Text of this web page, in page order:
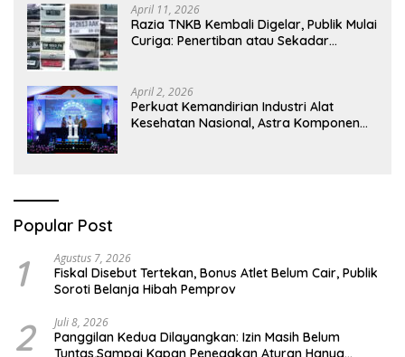
April 11, 2026
Razia TNKB Kembali Digelar, Publik Mulai
Curiga: Penertiban atau Sekadar
April 2, 2026
Perkuat Kemandirian Industri Alat
Kesehatan Nasional, Astra Komponen
Popular Post
1 Agustus 7, 2026
Fiskal Disebut Tertekan, Bonus Atlet Belum Cair, Publik
Soroti Belanja Hibah Pemprov
2 Juli 8, 2026
Panggilan Kedua Dilayangkan: Izin Masih Belum
Tuntas,Sampai Kapan Penegakan Aturan Hanya